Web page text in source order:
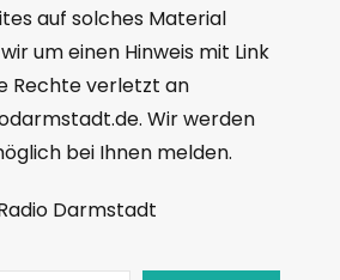
auf solches Material
um einen Hinweis mit Link
Rechte verletzt an
Wir werden
bei Ihnen melden.
Darmstadt